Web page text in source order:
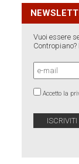
Vuoi essere
Accetto la